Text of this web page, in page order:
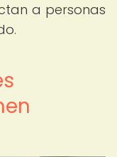
a personas